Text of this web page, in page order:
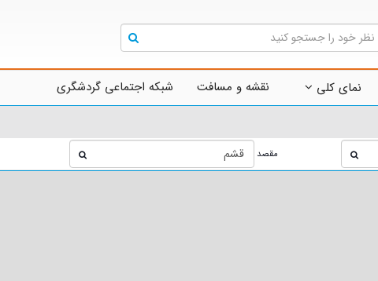
نمای کلی نقشه و مسافت
شبکه اجتماعی گردشگری
مقصد